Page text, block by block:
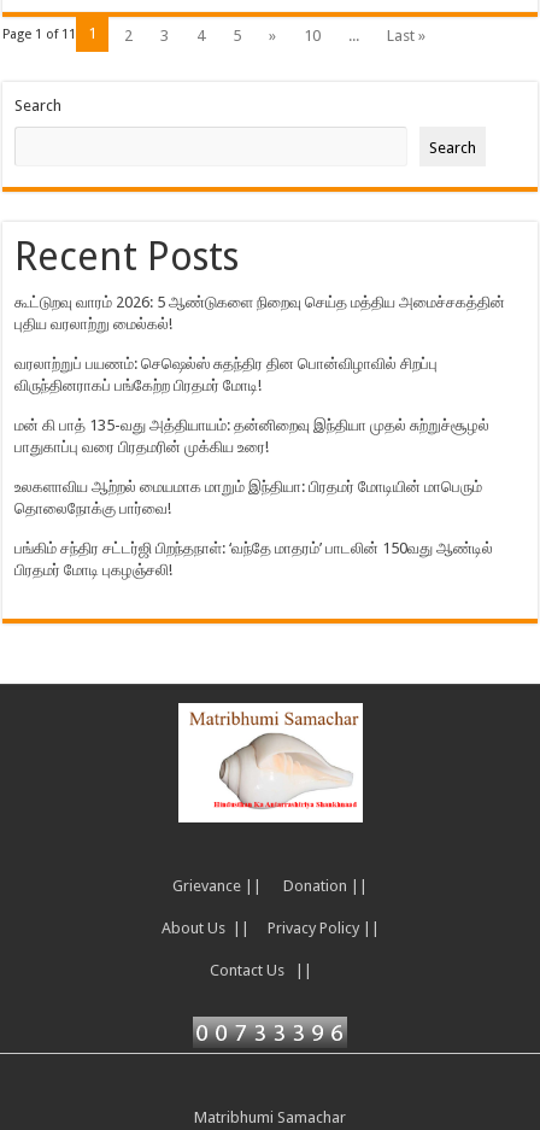
Page 1 of 11 1 2 3 4 5 » 10 ... Last »
Search
Search
Recent Posts
கூட்டுறவு வாரம் 2026: 5 ஆண்டுகளை நிறைவு செய்த மத்திய அமைச்சகத்தின்
புதிய வரலாற்று மைல்கல்!
வரலாற்றுப் பயணம்: செஷெல்ஸ் சுதந்திர தின பொன்விழாவில் சிறப்பு
விருந்தினராகப் பங்கேற்ற பிரதமர் மோடி!
மன் கி பாத் 135-வது அத்தியாயம்: தன்னிறைவு இந்தியா முதல் சுற்றுச்சூழல்
பாதுகாப்பு வரை பிரதமரின் முக்கிய உரை!
உலகளாவிய ஆற்றல் மையமாக மாறும் இந்தியா: பிரதமர் மோடியின் மாபெரும்
தொலைநோக்கு பார்வை!
பங்கிம் சந்திர சட்டர்ஜி பிறந்தநாள்: ‘வந்தே மாதரம்’ பாடலின் 150வது ஆண்டில்
பிரதமர் மோடி புகழஞ்சலி!
Grievance || Donation ||
About Us || Privacy Policy ||
Contact Us ||
Matribhumi Samachar